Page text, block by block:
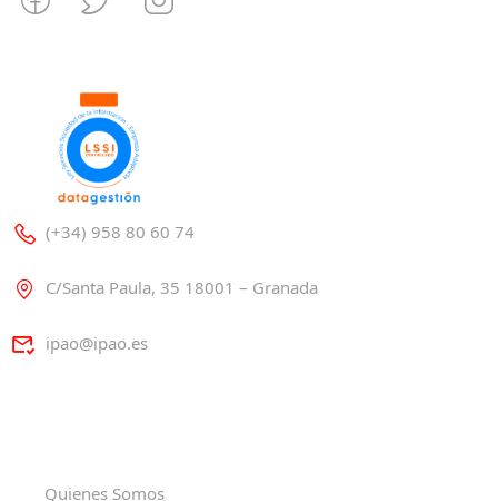
(+34) 958 80 60 74
C/Santa Paula, 35 18001 – Granada
ipao@ipao.es
Quienes Somos